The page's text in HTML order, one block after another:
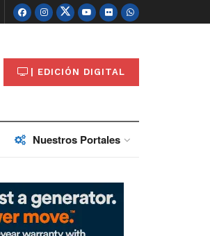
| EDICIÓN DIGITAL
Nuestros Portales